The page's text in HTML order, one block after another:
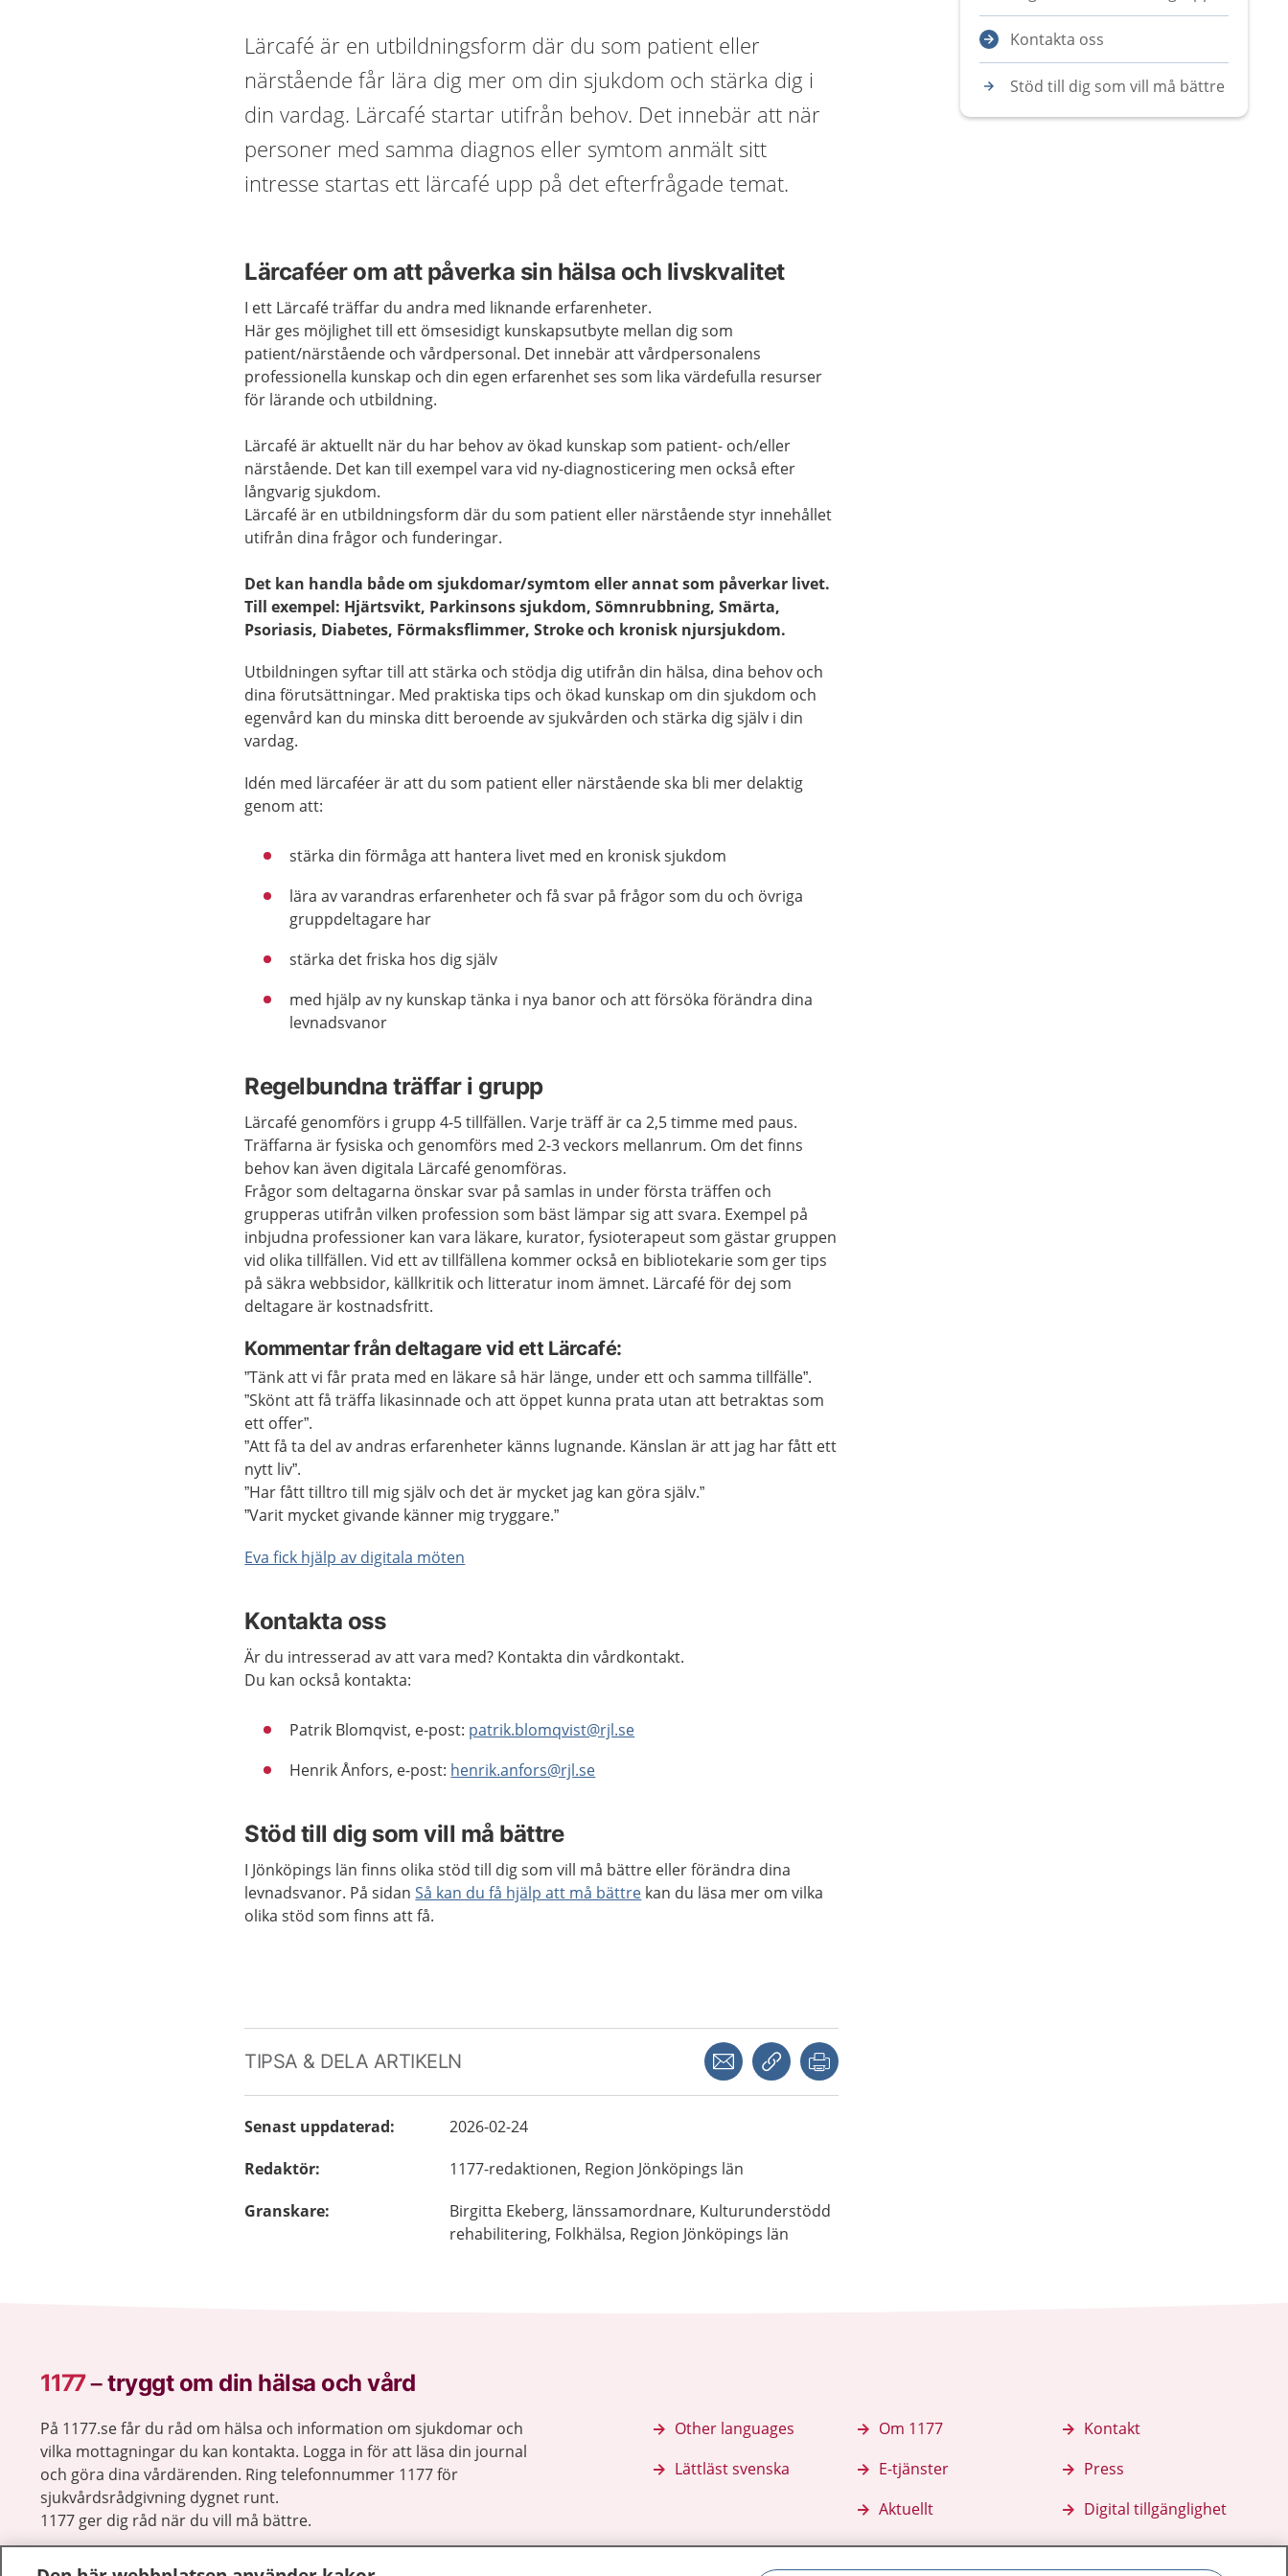
Lärcafé är en utbildningsform där du som patient eller
närstående får lära dig mer om din sjukdom och stärka dig i
din vardag. Lärcafé startar utifrån behov. Det innebär att när
personer med samma diagnos eller symtom anmält sitt
intresse startas ett lärcafé upp på det efterfrågade temat.
Lärcaféer om att påverka sin hälsa och livskvalitet
I ett Lärcafé träffar du andra med liknande erfarenheter.
Här ges möjlighet till ett ömsesidigt kunskapsutbyte mellan dig som
patient/närstående och vårdpersonal. Det innebär att vårdpersonalens
professionella kunskap och din egen erfarenhet ses som lika värdefulla resurser
för lärande och utbildning.
Lärcafé är aktuellt när du har behov av ökad kunskap som patient- och/eller
närstående. Det kan till exempel vara vid ny-diagnosticering men också efter
långvarig sjukdom.
Lärcafé är en utbildningsform där du som patient eller närstående styr innehållet
utifrån dina frågor och funderingar.
Det kan handla både om sjukdomar/symtom eller annat som påverkar livet.
Till exempel: Hjärtsvikt, Parkinsons sjukdom, Sömnrubbning, Smärta,
Psoriasis, Diabetes, Förmaksflimmer, Stroke och kronisk njursjukdom.
Utbildningen syftar till att stärka och stödja dig utifrån din hälsa, dina behov och
dina förutsättningar. Med praktiska tips och ökad kunskap om din sjukdom och
egenvård kan du minska ditt beroende av sjukvården och stärka dig själv i din
vardag.
Idén med lärcaféer är att du som patient eller närstående ska bli mer delaktig
genom att:
stärka din förmåga att hantera livet med en kronisk sjukdom
lära av varandras erfarenheter och få svar på frågor som du och övriga
gruppdeltagare har
stärka det friska hos dig själv
med hjälp av ny kunskap tänka i nya banor och att försöka förändra dina
levnadsvanor
Regelbundna träffar i grupp
Lärcafé genomförs i grupp 4-5 tillfällen. Varje träff är ca 2,5 timme med paus.
Träffarna är fysiska och genomförs med 2-3 veckors mellanrum. Om det finns
behov kan även digitala Lärcafé genomföras.
Frågor som deltagarna önskar svar på samlas in under första träffen och
grupperas utifrån vilken profession som bäst lämpar sig att svara. Exempel på
inbjudna professioner kan vara läkare, kurator, fysioterapeut som gästar gruppen
vid olika tillfällen. Vid ett av tillfällena kommer också en bibliotekarie som ger tips
på säkra webbsidor, källkritik och litteratur inom ämnet. Lärcafé för dej som
deltagare är kostnadsfritt.
Kommentar från deltagare vid ett Lärcafé:
”Tänk att vi får prata med en läkare så här länge, under ett och samma tillfälle”.
”Skönt att få träffa likasinnade och att öppet kunna prata utan att betraktas som
ett offer”.
”Att få ta del av andras erfarenheter känns lugnande. Känslan är att jag har fått ett
nytt liv”.
”Har fått tilltro till mig själv och det är mycket jag kan göra själv.”
”Varit mycket givande känner mig tryggare.”
Eva fick hjälp av digitala möten
Kontakta oss
Är du intresserad av att vara med? Kontakta din vårdkontakt.
Du kan också kontakta:
Patrik Blomqvist, e-post: patrik.blomqvist@rjl.se
Henrik Ånfors, e-post: henrik.anfors@rjl.se
Stöd till dig som vill må bättre
I Jönköpings län finns olika stöd till dig som vill må bättre eller förändra dina
levnadsvanor. På sidanSå kan du få hjälp att må bättre kan du läsa mer om vilka
olika stöd som finns att få.
TIPSA & DELA ARTIKELN Dela via mejlKopiera länk
Senast uppdaterad:
2026-02-24
Redaktör: 1177-redaktionen, Region Jönköpings län
Granskare: Birgitta Ekeberg, länssamordnare, Kulturunderstödd
rehabilitering, Folkhälsa, Region Jönköpings län
Kontakta oss
Stöd till dig som vill må bättre
1177–tryggt om din hälsa och vård
På 1177.se får du råd om hälsa och information om sjukdomar och
vilka mottagningar du kan kontakta. Logga in för att läsa din journal
och göra dina vårdärenden. Ring telefonnummer 1177 för
sjukvårdsrådgivning dygnet runt.
1177 ger dig råd när du vill må bättre.
Other languages
Lättläst svenska
Om 1177
E-tjänster
Aktuellt
Kontakt
Press
Digital tillgänglighet